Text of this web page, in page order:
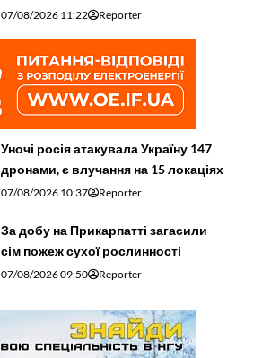
07/08/2026 11:22 Reporter
Уночі росія атакувала Україну 147
дронами, є влучання на 15 локаціях
07/08/2026 10:37 Reporter
За добу на Прикарпатті загасили
сім пожеж сухої рослинності
07/08/2026 09:50 Reporter